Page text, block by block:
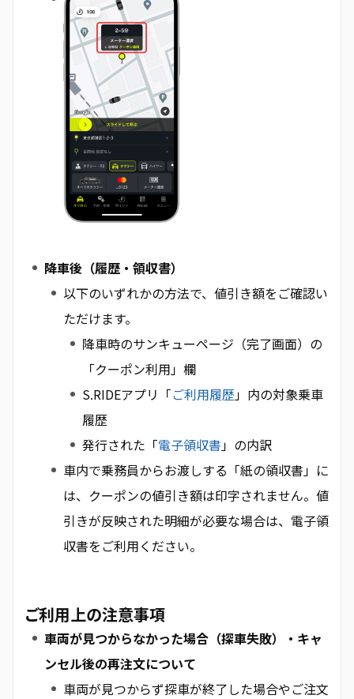
降車後（履歴・領収書）
以下のいずれかの方法で、値引き額をご確認い
ただけます。
降車時のサンキューページ（完了画面）の
「クーポン利用」欄
S.RIDEアプリ「ご利用履歴」内の対象乗車
履歴
発行された「電子領収書」の内訳
車内で乗務員からお渡しする「紙の領収書」に
は、クーポンの値引き額は印字されません。値
引きが反映された明細が必要な場合は、電子領
収書をご利用ください。
ご利用上の注意事項
車両が見つからなかった場合（探車失敗）・キャ
ンセル後の再注文について
車両が見つからず探車が終了した場合やご注文